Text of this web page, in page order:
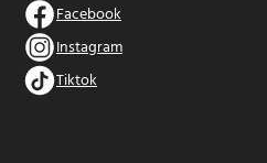
Facebook
Instagram
Tiktok